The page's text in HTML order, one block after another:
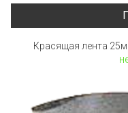
Красящая лента